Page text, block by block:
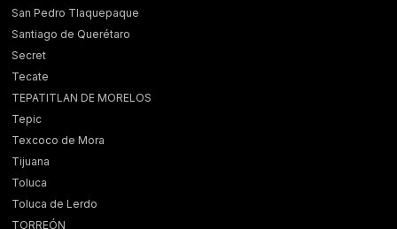
San Pedro Tlaquepaque
Santiago de Querétaro
Secret
Tecate
TEPATITLAN DE MORELOS
Tepic
Texcoco de Mora
Tijuana
Toluca
Toluca de Lerdo
TORREÓN